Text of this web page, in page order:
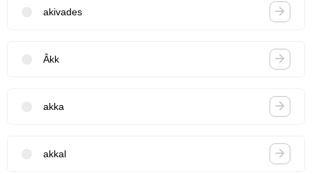
akivades
Âkk
akka
akkal